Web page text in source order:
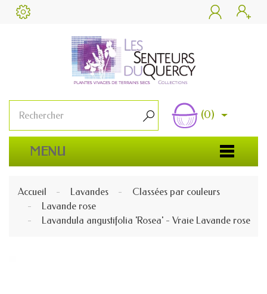
 
 (0)
MENU
Accueil Lavandes
Classées par couleurs
Lavande rose
Lavandula angustifolia 'Rosea' - Vraie Lavande rose